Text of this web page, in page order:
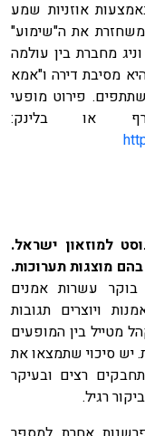
אוזניות שמע
את ה"שימוע"
מחברת בין עולמה
מסיבת דירה ו"אמא
פירוט מופעי
או בלינק:
מגע" חוזר ב-6 באוגוסט למוזאון ישראל.
מוצגות תערוכות.
03:00 לפנות בוקר עשרות אמנים
ויוצרים תגובות
מטייל בין המופעים
יש סיכוי שתמצאו את
רצים ובעיקר
רגיל.